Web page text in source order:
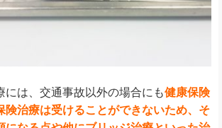
には、交通事故以外の場合にも健康保険
険治療は受けることができないため、そ